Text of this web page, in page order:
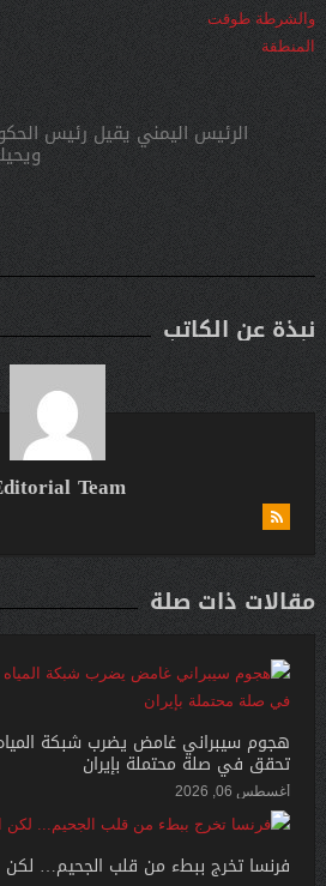
الرئيس اليمني يقيل رئيس
نبذة عن الكاتب
Team
مقالات ذات صلة
هجوم سيبراني غامض يضرب شبكة
تحقق في صلة محتملة بإيران
أغسطس 06, 2026
فرنسا تخرج ببطء من قلب الجحيم… لكن